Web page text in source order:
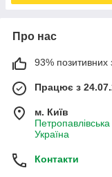
Про нас
93% позитивних
Працює з
м. Київ
Україна
Контакти